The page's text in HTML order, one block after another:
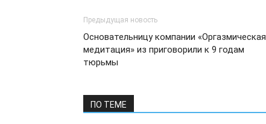
Предыдущая новость
Основательницу компании «Оргазмическая
медитация» из приговорили к 9 годам
тюрьмы
ПО ТЕМЕ